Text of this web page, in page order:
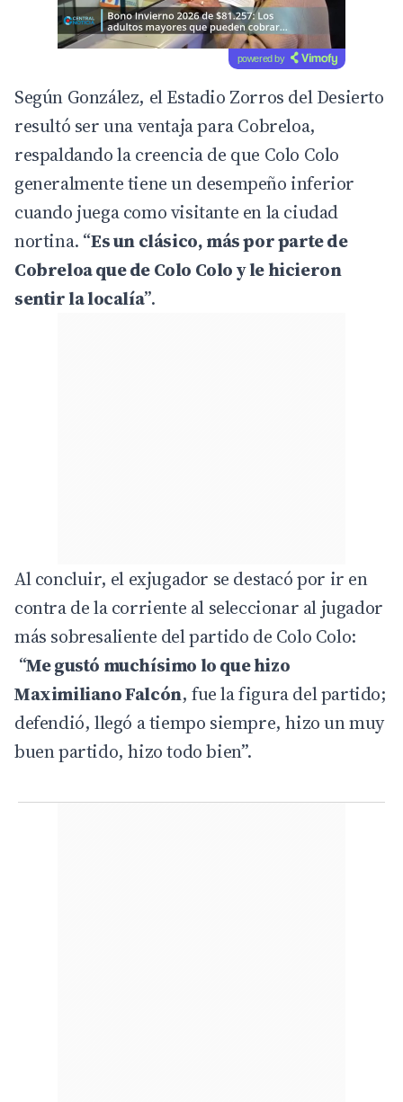
powered by
Según González, el Estadio Zorros del Desierto
resultó ser una ventaja para Cobreloa,
respaldando la creencia de que Colo Colo
generalmente tiene un desempeño inferior
cuando juega como visitante en la ciudad
nortina. “Es un clásico, más por parte de
Cobreloa que deColo Coloy le hicieron
sentir la localía”.
Al concluir, el exjugador se destacó por ir en
contra de la corriente al seleccionar al jugador
más sobresaliente del partido de Colo Colo:
“Me gustó muchísimo lo que hizo
Maximiliano Falcón, fue la figura del partido;
defendió, llegó a tiempo siempre, hizo un muy
buen partido, hizo todo bien”.